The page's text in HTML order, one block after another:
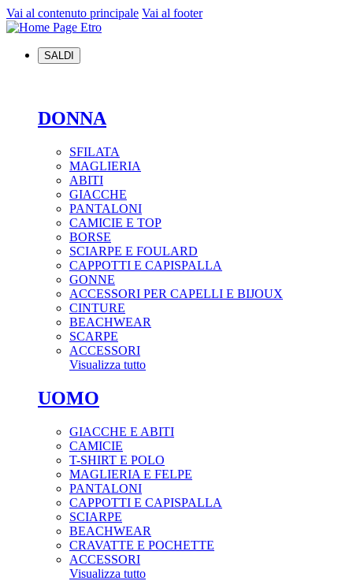
Vai al contenuto principale Vai al footer
SALDI
DONNA
SFILATA
MAGLIERIA
ABITI
GIACCHE
PANTALONI
CAMICIE E TOP
BORSE
SCIARPE E FOULARD
CAPPOTTI E CAPISPALLA
GONNE
ACCESSORI PER CAPELLI E BIJOUX
CINTURE
BEACHWEAR
SCARPE
ACCESSORI
Visualizza tutto
UOMO
GIACCHE E ABITI
CAMICIE
T-SHIRT E POLO
MAGLIERIA E FELPE
PANTALONI
CAPPOTTI E CAPISPALLA
SCIARPE
BEACHWEAR
CRAVATTE E POCHETTE
ACCESSORI
Visualizza tutto